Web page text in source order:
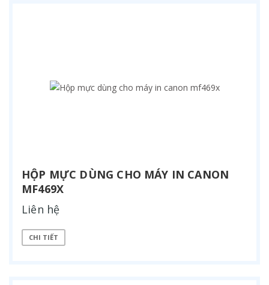
HỘP MỰC DÙNG CHO MÁY IN CANON
MF469X
Liên hệ
CHI TIẾT